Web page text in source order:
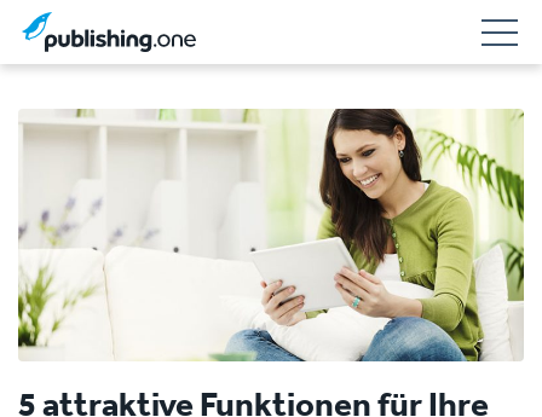
5 attraktive Funktionen für Ihre